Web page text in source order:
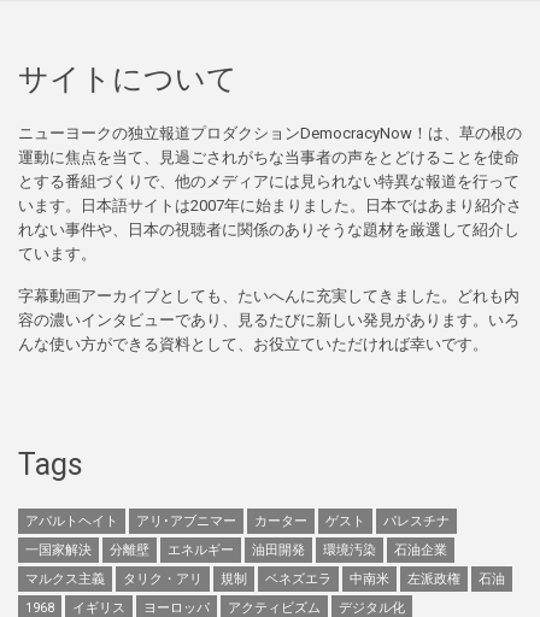
サイトについて
ニューヨークの独立報道プロダクションDemocracyNow！は、草の根の
運動に焦点を当て、見過ごされがちな当事者の声をとどけることを使命
とする番組づくりで、他のメディアには見られない特異な報道を行って
います。日本語サイトは2007年に始まりました。日本ではあまり紹介さ
れない事件や、日本の視聴者に関係のありそうな題材を厳選して紹介し
ています。
字幕動画アーカイブとしても、たいへんに充実してきました。どれも内
容の濃いインタビューであり、見るたびに新しい発見があります。いろ
んな使い方ができる資料として、お役立ていただければ幸いです。
Tags
アパルトヘイト アリ･アブニマー カーター ゲスト
パレスチナ
一国家解決
分離壁 エネルギー 油田開発 環境汚染
石油企業
マルクス主義
タリク・アリ 規制 ベネズエラ 中南米 左派政権
石油
1968
イギリス ヨーロッパ アクティビズム デジタル化